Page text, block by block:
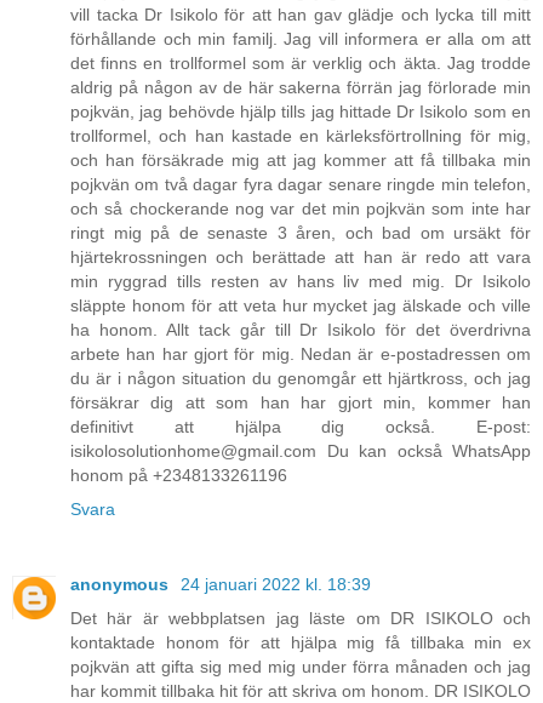
vill tacka Dr Isikolo för att han gav glädje och lycka till mitt
förhållande och min familj. Jag vill informera er alla om att
det finns en trollformel som är verklig och äkta. Jag trodde
aldrig på någon av de här sakerna förrän jag förlorade min
pojkvän, jag behövde hjälp tills jag hittade Dr Isikolo som en
trollformel, och han kastade en kärleksförtrollning för mig,
och han försäkrade mig att jag kommer att få tillbaka min
pojkvän om två dagar fyra dagar senare ringde min telefon,
och så chockerande nog var det min pojkvän som inte har
ringt mig på de senaste 3 åren, och bad om ursäkt för
hjärtekrossningen och berättade att han är redo att vara
min ryggrad tills resten av hans liv med mig. Dr Isikolo
släppte honom för att veta hur mycket jag älskade och ville
ha honom. Allt tack går till Dr Isikolo för det överdrivna
arbete han har gjort för mig. Nedan är e-postadressen om
du är i någon situation du genomgår ett hjärtkross, och jag
försäkrar dig att som han har gjort min, kommer han
definitivt att hjälpa dig också. E-post:
isikolosolutionhome@gmail.com Du kan också WhatsApp
honom på +2348133261196
Svara
anonymous
24 januari 2022 kl. 18:39
Det här är webbplatsen jag läste om DR ISIKOLO och
kontaktade honom för att hjälpa mig få tillbaka min ex
pojkvän att gifta sig med mig under förra månaden och jag
har kommit tillbaka hit för att skriva om honom. DR ISIKOLO